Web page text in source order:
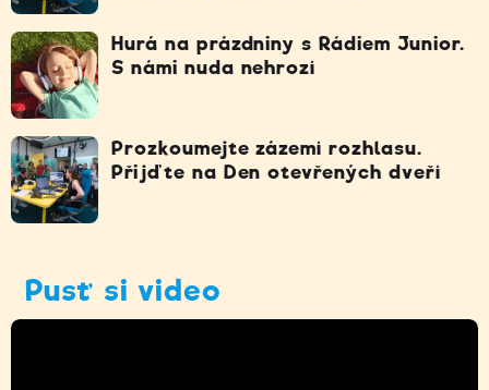
Hurá na prázdniny s Rádiem Junior.
S námi nuda nehrozí
Prozkoumejte zázemí rozhlasu.
Přijďte na Den otevřených dveří
Pusť si video